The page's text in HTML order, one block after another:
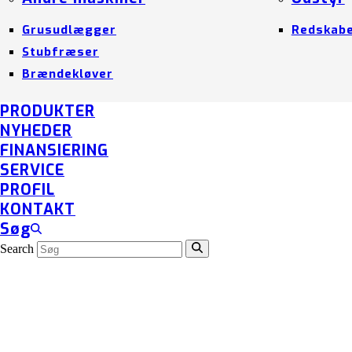
Grusudlægger
Stubfræser
Brændekløver
PRODUKTER
NYHEDER
FINANSIERING
SERVICE
PROFIL
KONTAKT
Søg
Search